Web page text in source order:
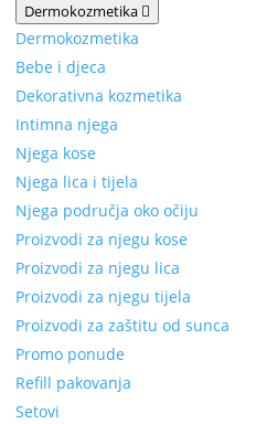
Dermokozmetika
Dermokozmetika
Bebe i djeca
Dekorativna kozmetika
Intimna njega
Njega kose
Njega lica i tijela
Njega područja oko očiju
Proizvodi za njegu kose
Proizvodi za njegu lica
Proizvodi za njegu tijela
Proizvodi za zaštitu od sunca
Promo ponude
Refill pakovanja
Setovi